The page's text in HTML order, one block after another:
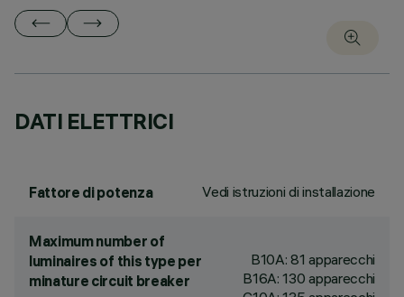
DATI ELETTRICI
Fattore di potenza Vedi istruzioni di installazione
Maximum number of
luminaires of this type per
minature circuit breaker
B10A: 81 apparecchi
B16A: 130 apparecchi